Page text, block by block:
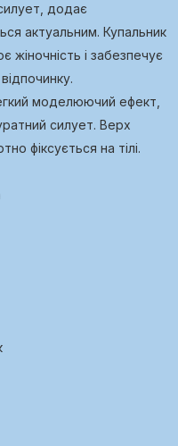
додає
актуальним. Купальник
жіночність і забезпечує
моделюючий ефект,
силует. Верх
фіксується на тілі.